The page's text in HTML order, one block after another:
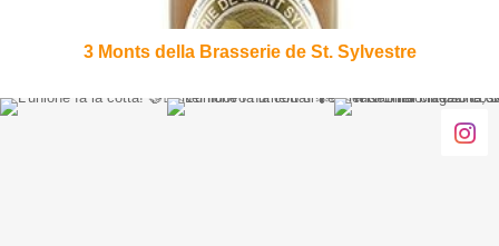
3 Monts della Brasserie de St. Sylvestre